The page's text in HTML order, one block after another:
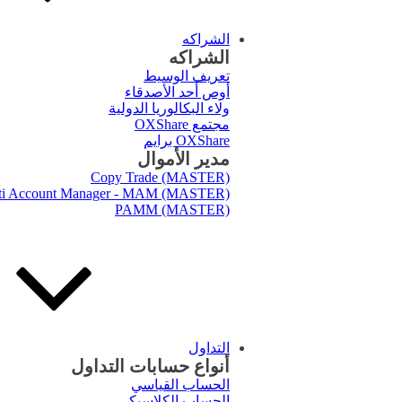
الشراكه
الشراكه
تعريف الوسيط
أوص أحد الأصدقاء
ولاء البكالوريا الدولية
مجتمع OXShare
OXShare برايم
مدير الأموال
Copy Trade (MASTER)
Account Manager - MAM (MASTER)
PAMM (MASTER)
التداول
أنواع حسابات التداول
الحساب القياسي